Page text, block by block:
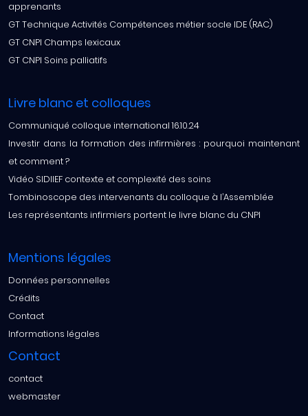
apprenants
GT Technique Activités Compétences métier socle IDE (RAC)
GT CNPI Champs lexicaux
GT CNPI Soins palliatifs
Livre blanc et colloques
Communiqué colloque international 16.10.24
Investir dans la formation des infirmières : pourquoi maintenant
et comment ?
Vidéo SIDIIEF contexte et complexité des soins
Tombinoscope des intervenants du colloque à l’Assemblée
Les représentants infirmiers portent le livre blanc du CNPI
Mentions légales
Données personnelles
Crédits
Contact
Informations légales
Contact
contact
webmaster